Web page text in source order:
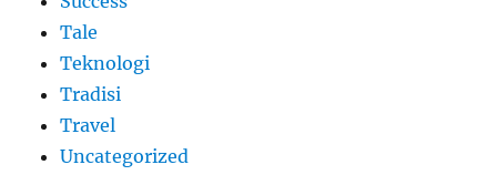
Tale
Teknologi
Tradisi
Travel
Uncategorized